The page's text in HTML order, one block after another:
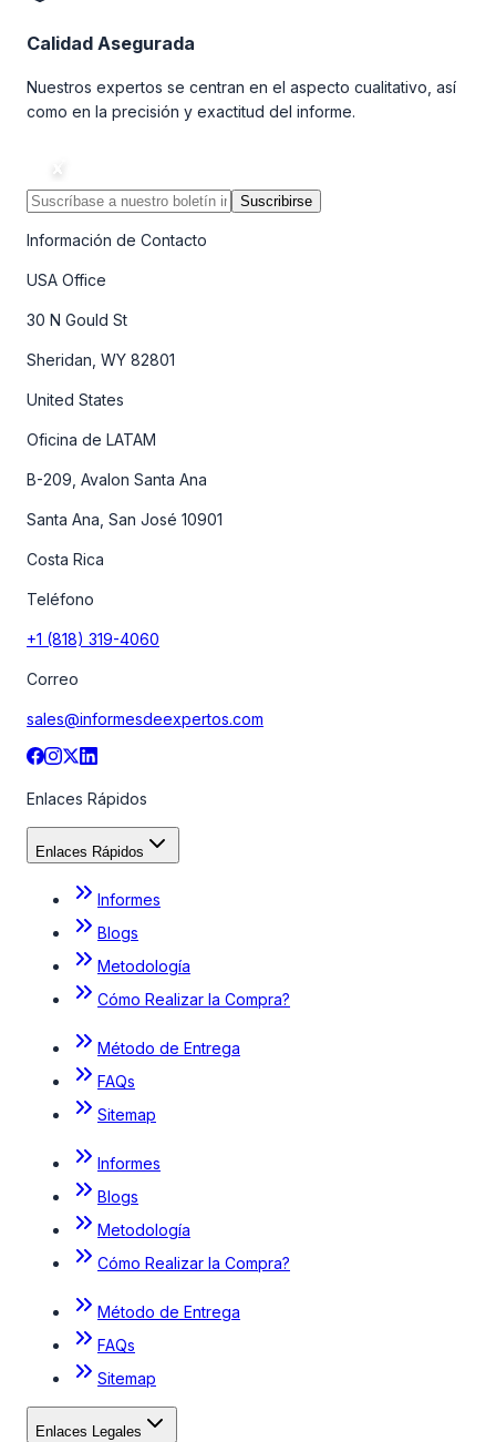
Calidad Asegurada
Nuestros expertos se centran en el aspecto cualitativo, así
como en la precisión y exactitud del informe.
Suscribirse
Información de Contacto
USA Office
30 N Gould St
Sheridan, WY 82801
United States
Oficina de LATAM
B-209, Avalon Santa Ana
Santa Ana, San José 10901
Costa Rica
Teléfono
+1 (818) 319-4060
Correo
sales@informesdeexpertos.com
Enlaces Rápidos
Enlaces Rápidos
Informes
Blogs
Metodología
Cómo Realizar la Compra?
Método de Entrega
FAQs
Sitemap
Informes
Blogs
Metodología
Cómo Realizar la Compra?
Método de Entrega
FAQs
Sitemap
Enlaces Legales